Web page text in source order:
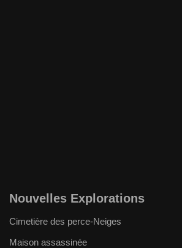
Nouvelles Explorations
Cimetière des perce-Neiges
Maison assassinée